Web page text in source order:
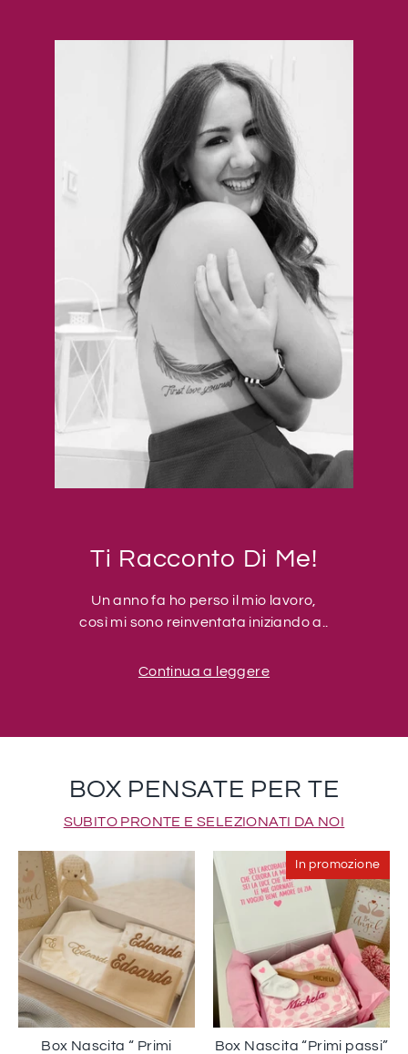
Ti Racconto Di Me!
Un anno fa ho perso il mio lavoro,
così mi sono reinventata iniziando a..
Continua a leggere
BOX PENSATE PER TE
SUBITO PRONTE E SELEZIONATI DA NOI
Box Nascita “ Primi
Box Nascita “Primi passi”
In promozione